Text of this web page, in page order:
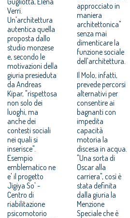
Verri.
Un'architettura
autentica quella
proposta dallo
studio monzese
e, secondo le
motivazioni della
giuria presieduta
da Andreas
Kipar, "rispettosa
non solo dei
luoghi, ma
anche dei
contesti sociali
nei quali si
inserisce".
Esempio
emblematico ne
e' il progetto
Jigiya So' -
Centro di
riabilitazione
psicomotorio
approcciato in
maniera
architettonica"
senza mai
dimenticare la
funzione sociale
dell'architettura.
Il Molo, infatti,
prevede percorsi
alternativi per
consentire ai
bagnanti con
impedita
capacità
motoria la
discesa in acqua.
"Una sorta di
Oscar alla
carriera", così è
stata definita
dalla giuria la
Menzione
Speciale che è